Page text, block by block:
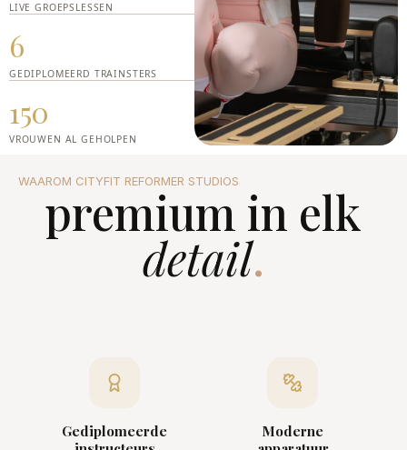
LIVE GROEPSLESSEN
6
GEDIPLOMEERD TRAINSTERS
150
VROUWEN AL GEHOLPEN
WAAROM CITYFIT REFORMER STUDIOS
premium in elk
detail.
Gediplomeerde
Moderne